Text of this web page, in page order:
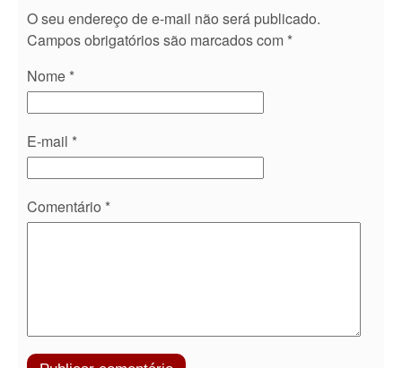
O seu endereço de e-mail não será publicado.
Campos obrigatórios são marcados com *
Nome *
E-mail *
Comentário *